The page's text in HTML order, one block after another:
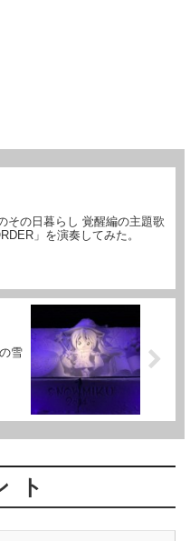
その日暮らし 覚醒編の主題歌
」を演奏してみた。
雪
ト